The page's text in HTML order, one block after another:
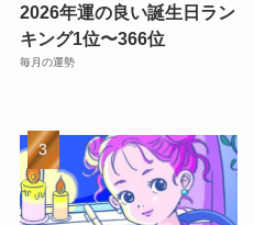
2026年運の良い誕生日ラン
キング1位〜366位
毎月の運勢